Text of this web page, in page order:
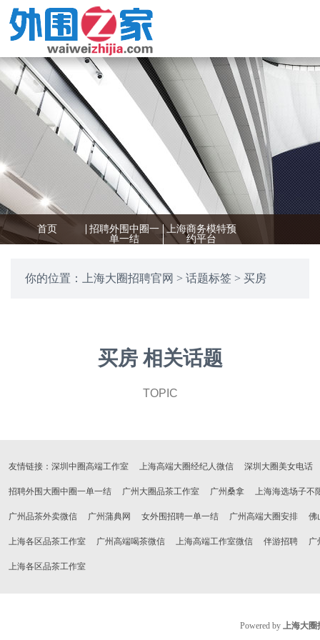
首页
招聘外围中圈一
单一结
上海商务模特预
约平台
你的位置： 上海大圈招聘官网 > 话题标签 > 买房
买房 相关话题
TOPIC
友情链接： 深圳中圈高端工作室 上海高端大圈经纪人微信 深圳大圈美女电话
招聘外围大圈中圈一单一结 广州大圈品茶工作室 广州桑拿 上海海选场子不
广州品茶外卖微信 广州蒲典网 女外围招聘一单一结 广州高端大圈安排 佛
上海各区品茶工作室 广州高端喝茶微信 上海高端工作室微信 伴游招聘 广
上海各区品茶工作室
Powered by 上海大